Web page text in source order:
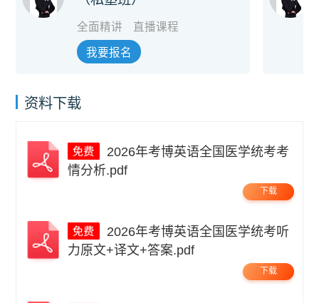
全面精讲 直播课程
我要报名
资料下载
情分析.pdf
下载
力原文+译文+答案.pdf
下载